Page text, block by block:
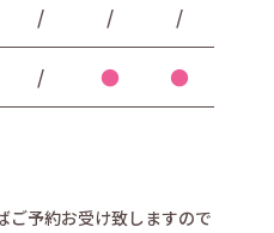
/ / /
/ ● ●
予約お受け致しますので